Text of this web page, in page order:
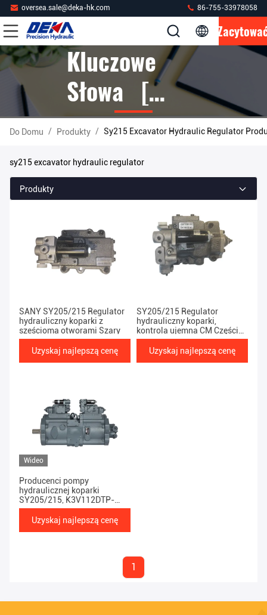
oversea.sale@deka-hk.com 86-755-33978058
Kluczowe
Słowa [
Sy215
Excavator
Hydraulic
Regulator ]
Mecz 3
Produkty
Do Domu / Produkty / Sy215 Excavator Hydraulic Regulator
sy215 excavator hydraulic regulator
Produkty
SANY SY205/215 Regulator
hydrauliczny koparki z
sześcioma otworami Szary
Uzyskaj najlepszą cenę
SY205/215 Regulator
hydrauliczny koparki,
kontrola ujemna CM Części
zamienne do ciężkiego
sprzętu
Uzyskaj najlepszą cenę
Wideo
Producenci pompy
hydraulicznej koparki
SY205/215, K3V112DTP-
9T8L ciemnoszary,
K3V112DTP-9T8L
Uzyskaj najlepszą cenę
1